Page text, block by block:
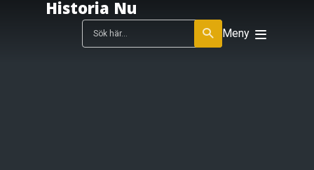
Historia Nu
Meny